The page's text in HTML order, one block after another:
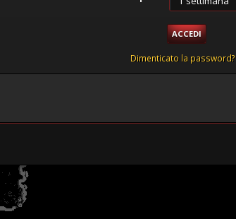
Dimenticato la password?